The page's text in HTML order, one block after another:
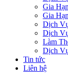
Gia
Gia
Dịch
Dịch
Làm
Dịch
Tin tức
Liên hệ